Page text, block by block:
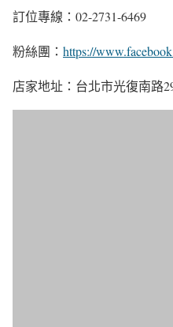
訂位專線：02-2731-6469
粉絲團： https://
店家地址：台北市光復南路